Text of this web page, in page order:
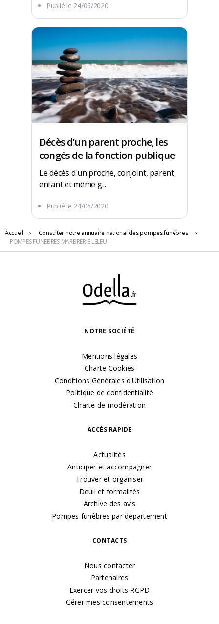
308 RUE DE L IMPERATRICE
62600 Berck
Publié le 24/06/2020
Décès d’un parent proche, les
congés de la fonction publique
Le décès d'un proche, conjoint, parent,
enfant et même g...
Publié le 24/06/2020
Accueil › Consulter notre annuaire national des pompes funèbres
›
POMPES FUNEBRES MARBRERIE LELEU
NOTRE SOCIÉTÉ
Mentions légales
Charte Cookies
Conditions Générales d’Utilisation
Politique de confidentialité
Charte de modération
ACCÈS RAPIDE
Actualités
Anticiper et accompagner
Trouver et organiser
Deuil et formalités
Archive des avis
Pompes funèbres par département
CONTACTS
Nous contacter
Partenaires
Exercer vos droits RGPD
Gérer mes consentements